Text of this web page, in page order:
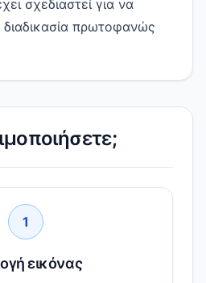
σχεδιαστεί για να
διαδικασία πρωτοφανώς
1
εικόνας